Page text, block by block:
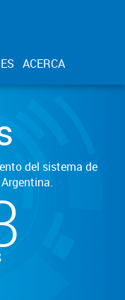
ACERCA
del sistema de